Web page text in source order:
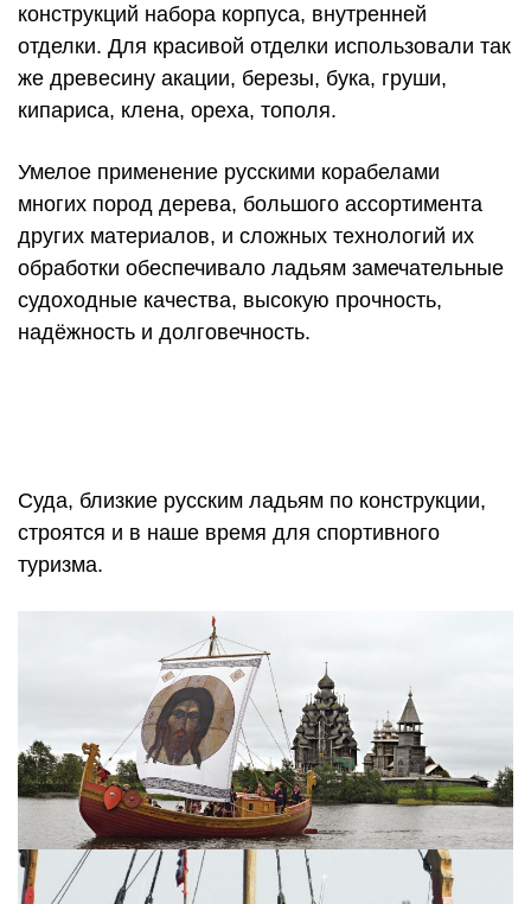
конструкций набора корпуса, внутренней
отделки. Для красивой отделки использовали так
же древесину акации, березы, бука, груши,
кипариса, клена, ореха, тополя.
Умелое применение русскими корабелами
многих пород дерева, большого ассортимента
других материалов, и сложных технологий их
обработки обеспечивало ладьям замечательные
судоходные качества, высокую прочность,
надёжность и долговечность.
Суда, близкие русским ладьям по конструкции,
строятся и в наше время для спортивного
туризма.